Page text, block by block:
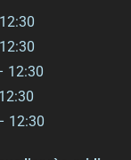
12:30
12:30